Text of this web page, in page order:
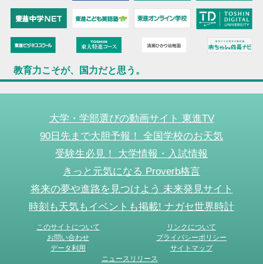
教育力こそが、国力だと思う。
大学・学部選びの動画サイト 東進TV
90日先まで大胆予報！ 全国学校のお天気
受験生必見！ 大学情報・入試情報
きっと元気になる Proverb格言
将来の夢や進路を見つけよう 未来発見サイト
時刻も天気もイベントも掲載! ナガセ世界時計
このサイトについて
リンクについて
お問い合わせ
プライバシーポリシー
データ利用
サイトマップ
ニュースリリース